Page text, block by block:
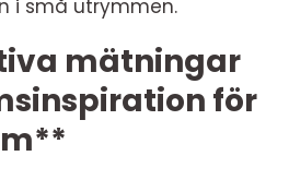
i små utrymmen.
mätningar
för